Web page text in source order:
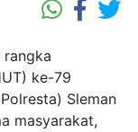
rangka
ke-79
Sleman
masyarakat,